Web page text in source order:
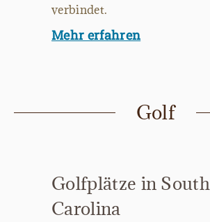
verbindet.
Mehr erfahren
Golf
Golfplätze in South
Carolina